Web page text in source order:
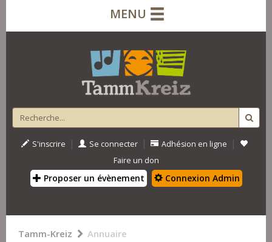
MENU
S'inscrire | Se connecter | Adhésion en ligne |
Faire un don
Proposer un évènement Connexion Admin
Tamm-Kreiz Annuaire